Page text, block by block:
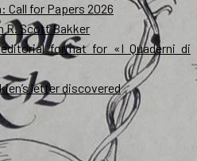
Call for Papers 2026
R. Scott Bakker
format for «I Quaderni di
letter discovered